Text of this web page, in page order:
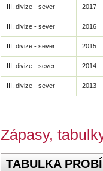
III. divize - sever 2017
III. divize - sever 2016
III. divize - sever 2015
III. divize - sever 2014
III. divize - sever 2013
Zápasy,
TABULKA